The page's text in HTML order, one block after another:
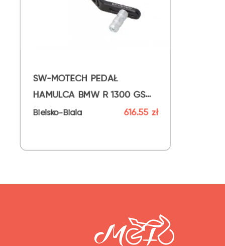
SW-MOTECH PEDAŁ
HAMULCA BMW R 1300 GS
(23-)
Bielsko-Biala 616.55 zł